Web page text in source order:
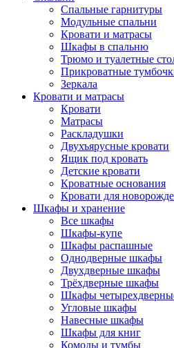
Спальные гарнитуры
Модульные спальни
Кровати и матрасы
Шкафы в спальню
Трюмо и туалетные
Прикроватные
Зеркала
Кровати и матрасы
Кровати
Матрасы
Раскладушки
Двухъярусные кровати
Ящик под кровать
Детские кровати
Кроватные основания
Кровати для
Шкафы и хранение
Все шкафы
Шкафы-купе
Шкафы распашные
Однодверные шкафы
Двухдверные шкафы
Трёхдверные шкафы
Шкафы
Угловые шкафы
Навесные шкафы
Шкафы для книг
Комоды и тумбы